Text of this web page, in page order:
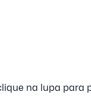
na lupa para